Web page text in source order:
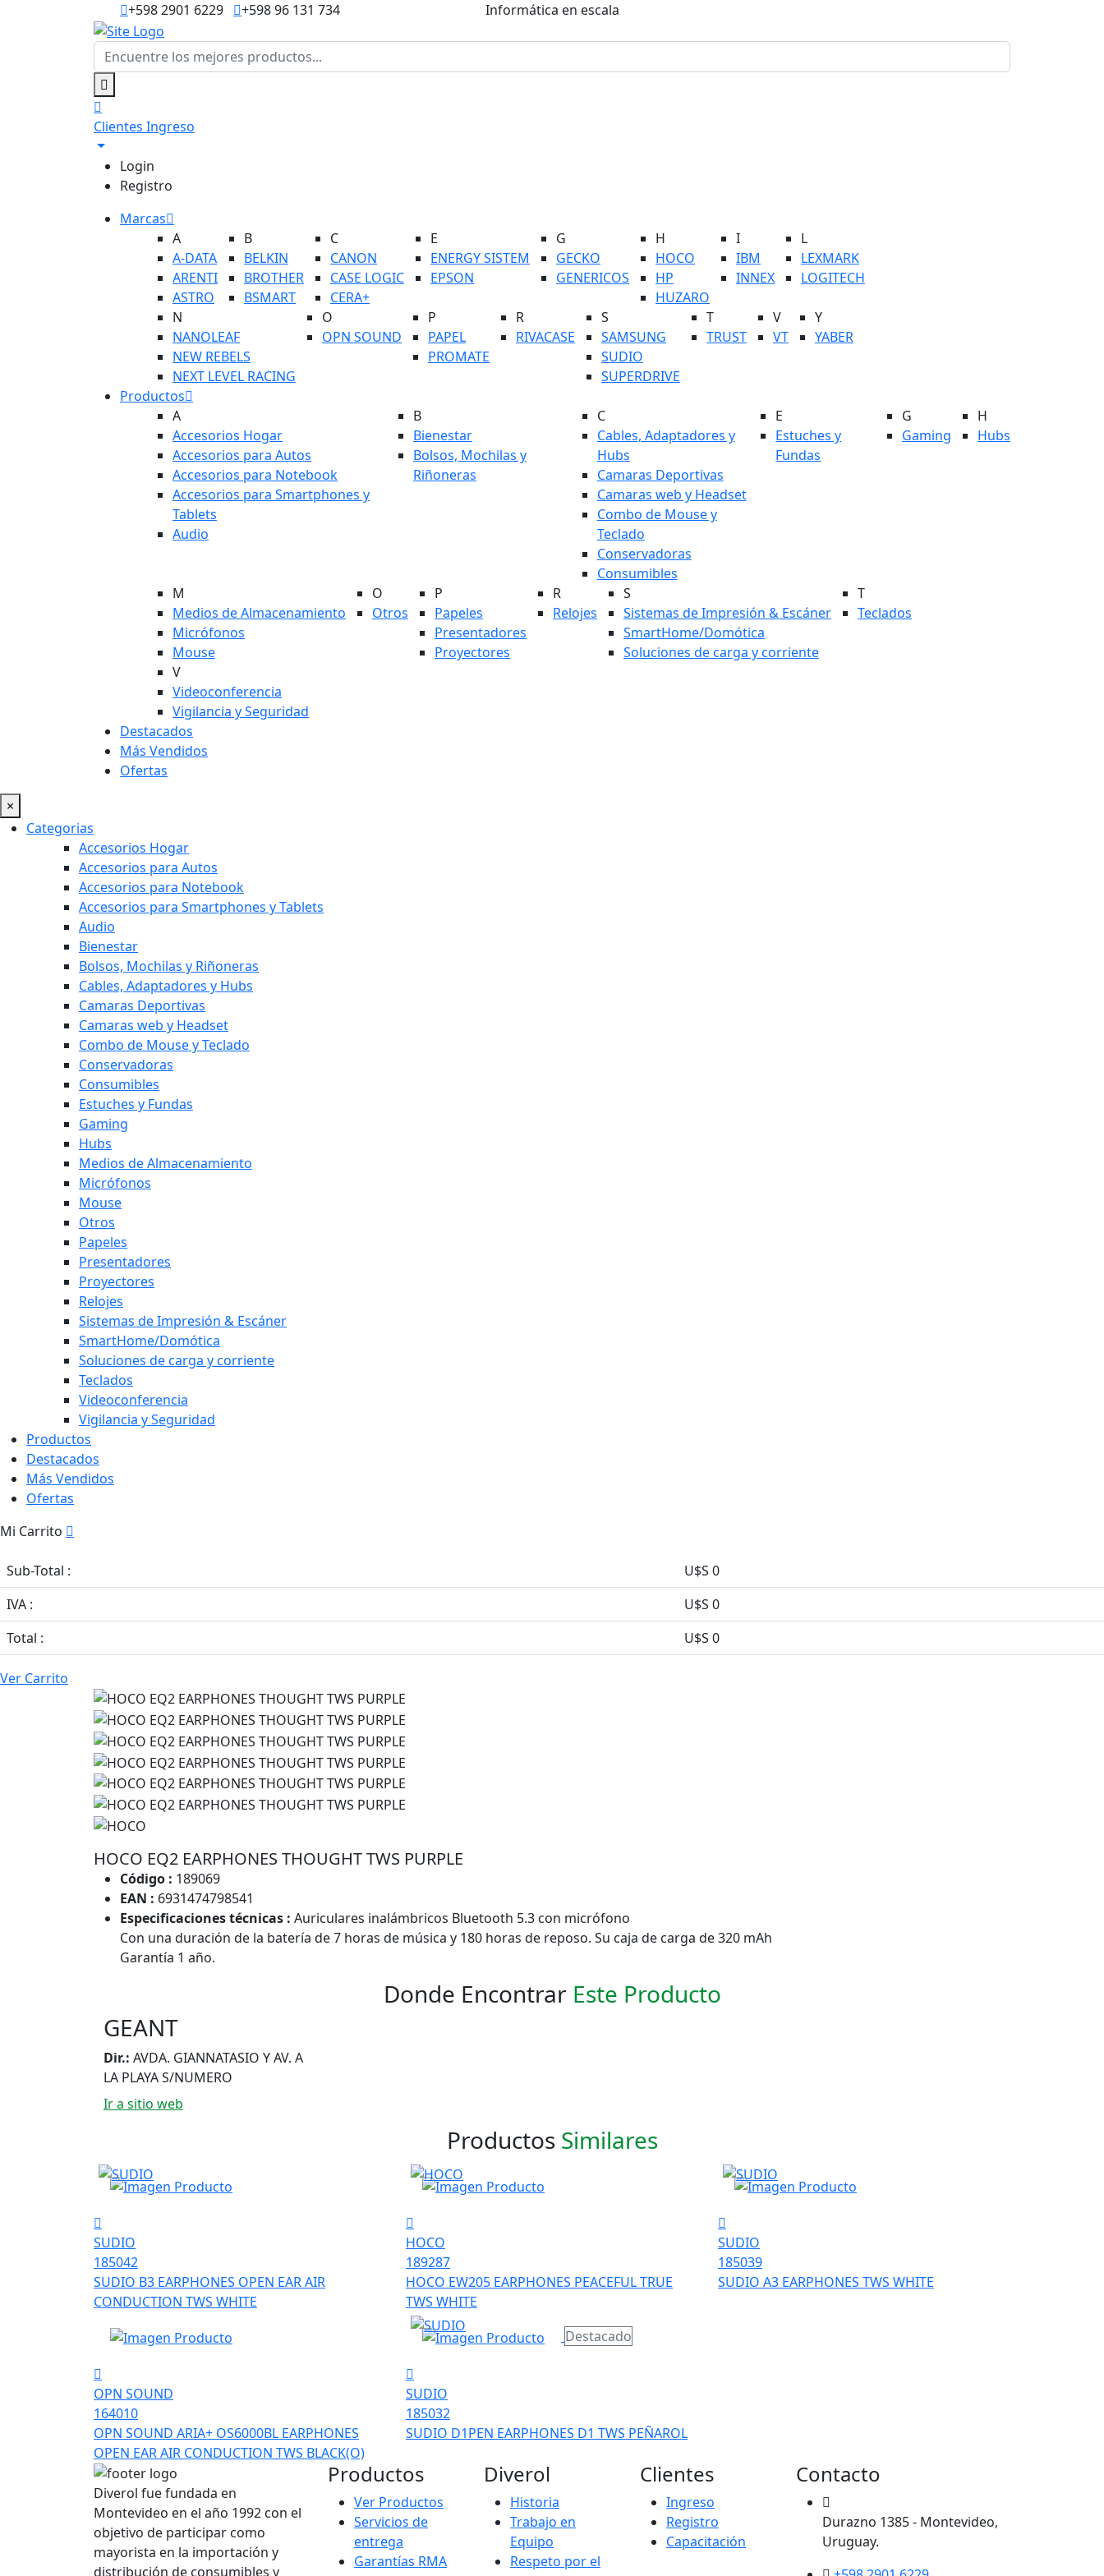
+598 2901 6229 +598 96 131 734 Informática en escala
Clientes Ingreso
Login
Registro
Marcas
A
A-DATA
ARENTI
ASTRO
B
BELKIN
BROTHER
BSMART
C
CANON
CASE LOGIC
CERA+
E
ENERGY SISTEM
EPSON
G
GECKO
GENERICOS
H
HOCO
HP
HUZARO
I
IBM
INNEX
L
LEXMARK
LOGITECH
N
NANOLEAF
NEW REBELS
NEXT LEVEL RACING
O
OPN SOUND
P
PAPEL
PROMATE
R
RIVACASE
S
SAMSUNG
SUDIO
SUPERDRIVE
T
TRUST
V
VT
Y
YABER
Productos
A
Accesorios Hogar
Accesorios para Autos
Accesorios para Notebook
Accesorios para Smartphones y
Tablets
Audio
B
Bienestar
Bolsos, Mochilas y
Riñoneras
C
Cables, Adaptadores y
Hubs
Camaras Deportivas
Camaras web y Headset
Combo de Mouse y
Teclado
Conservadoras
Consumibles
E
Estuches y
Fundas
G
Gaming
H
Hubs
M
Medios de Almacenamiento
Micrófonos
Mouse
O
Otros
P
Papeles
Presentadores
Proyectores
R
Relojes
S
Sistemas de Impresión & Escáner
SmartHome/Domótica
Soluciones de carga y corriente
T
Teclados
V
Videoconferencia
Vigilancia y Seguridad
Destacados
Más Vendidos
Ofertas
×
Categorias
Accesorios Hogar
Accesorios para Autos
Accesorios para Notebook
Accesorios para Smartphones y Tablets
Audio
Bienestar
Bolsos, Mochilas y Riñoneras
Cables, Adaptadores y Hubs
Camaras Deportivas
Camaras web y Headset
Combo de Mouse y Teclado
Conservadoras
Consumibles
Estuches y Fundas
Gaming
Hubs
Medios de Almacenamiento
Micrófonos
Mouse
Otros
Papeles
Presentadores
Proyectores
Relojes
Sistemas de Impresión & Escáner
SmartHome/Domótica
Soluciones de carga y corriente
Teclados
Videoconferencia
Vigilancia y Seguridad
Productos
Destacados
Más Vendidos
Ofertas
Mi Carrito
Sub-Total :
U$S 0
IVA :
U$S 0
Total :
U$S 0
Ver Carrito
HOCO EQ2 EARPHONES THOUGHT TWS PURPLE
Código : 189069
EAN : 6931474798541
Especificaciones técnicas : Auriculares inalámbricos Bluetooth 5.3 con micrófono
Con una duración de la batería de 7 horas de música y 180 horas de reposo. Su caja de carga de 320 mAh
Garantía 1 año.
Donde Encontrar Este Producto
GEANT
Dir.: AVDA. GIANNATASIO Y AV. A
LA PLAYA S/NUMERO
Ir a sitio web
Productos Similares
SUDIO
185042
SUDIO B3 EARPHONES OPEN EAR AIR
CONDUCTION TWS WHITE
HOCO
189287
HOCO EW205 EARPHONES PEACEFUL TRUE
TWS WHITE
SUDIO
185039
SUDIO A3 EARPHONES TWS WHITE
OPN SOUND
164010
OPN SOUND ARIA+ OS6000BL EARPHONES
OPEN EAR AIR CONDUCTION TWS BLACK(O)
Destacado
SUDIO
185032
SUDIO D1PEN EARPHONES D1 TWS PEÑAROL
Diverol fue fundada en
Montevideo en el año 1992 con el
objetivo de participar como
mayorista en la importación y
distribución de consumibles y
Productos
Ver Productos
Servicios de
entrega
Garantías RMA
Diverol
Historia
Trabajo en
Equipo
Respeto por el
Clientes
Ingreso
Registro
Capacitación
Contacto
Durazno 1385 - Montevideo,
Uruguay.